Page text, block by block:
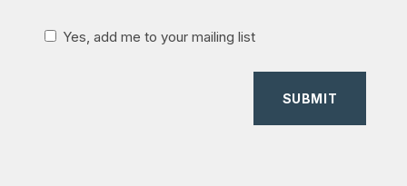
Yes, add me to your mailing list
SUBMIT